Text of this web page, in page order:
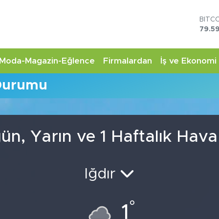
EURO
Moda-Magazin-Eğlence Firmalardan İş ve Ekonomi
Yarın ve 1 Haftalık
Iğdır
1 °